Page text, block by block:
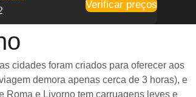
Verificar preços
cidades foram criados para oferecer aos
demora apenas cerca de 3 horas), e
Roma e Livorno tem carruagens leves e